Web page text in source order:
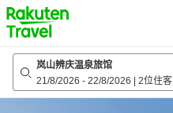
to
top
page
岚山辨庆温泉旅馆
21/8/2026 - 22/8/2026 2位住客